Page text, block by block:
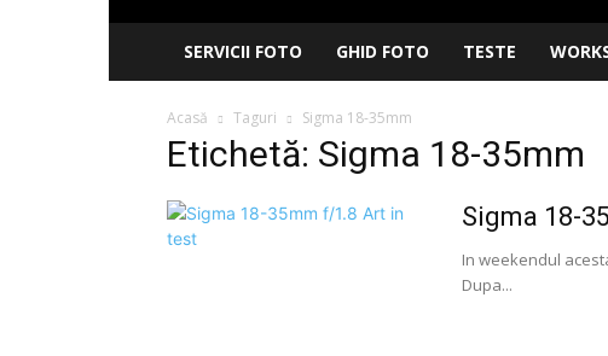
SERVICII FOTO GHID FOTO TESTE
Acasă Taguri Sigma 18-35mm
Etichetă: Sigma 18-35mm
Sigma 18-
In weekendul
Dupa...